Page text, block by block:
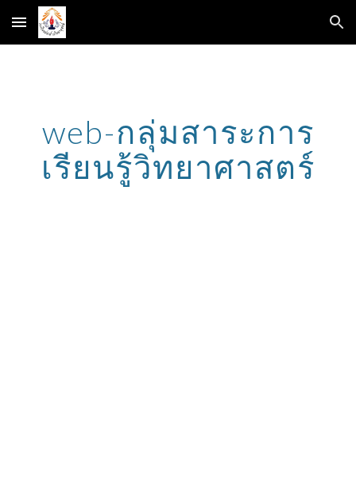
Skip to main content Skip to navigation
web-กลุ่มสาระการ
เรียนรู้วิทยาศาสตร์